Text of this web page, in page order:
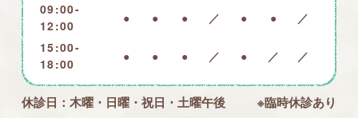
09:00-
12:00
● ● ● ／ ● ●
／
15:00-
18:00
● ● ● ／ ● ／ ／
休診日：木曜・日曜・祝日・土曜午後 ※臨時休診あり